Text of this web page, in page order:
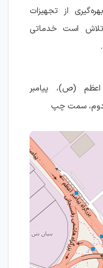
از تجهیزات
است خدماتی
اعظم (ص)، پیامبر